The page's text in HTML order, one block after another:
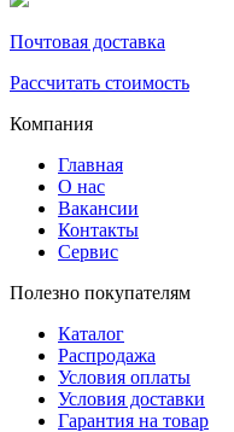
Почтовая доставка
Рассчитать стоимость
Компания
Главная
О нас
Вакансии
Контакты
Сервис
Полезно покупателям
Каталог
Распродажа
Условия оплаты
Условия доставки
Гарантия на товар